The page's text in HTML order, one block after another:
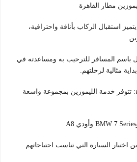
مطار القاهرة
استقبال الركاب بأناقة واحترافية،
باسم المسافر للترحيب به ومساعدته في
مثالية لرحلتهم.
تتوفر خدمة الليموزين بمجموعة واسعة
اختيار السيارة التي تناسب احتياجاتهم